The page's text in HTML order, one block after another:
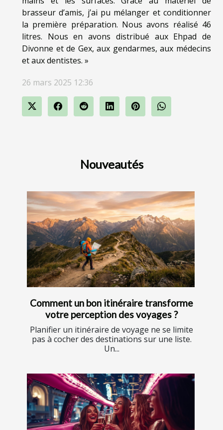
Nouveautés
Comment un bon itinéraire transforme
votre perception des voyages ?
Planifier un itinéraire de voyage ne se limite
pas à cocher des destinations sur une liste.
Un...
brasseur d’amis, j’ai pu mélanger et conditionner
la première préparation. Nous avons réalisé 46
litres. Nous en avons distribué aux Ehpad de
Divonne et de Gex, aux gendarmes, aux médecins
et aux dentistes. »
26 mars 2025 12:36